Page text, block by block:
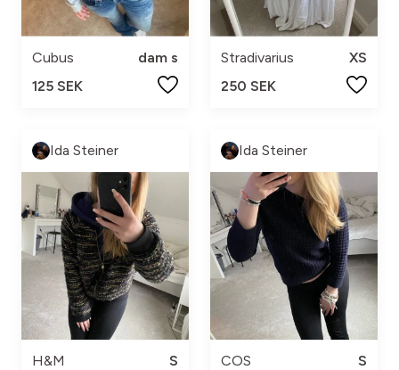
Cubus
dam s
125 SEK
Stradivarius
XS
250 SEK
Ida Steiner
H&M
S
Ida Steiner
COS
S